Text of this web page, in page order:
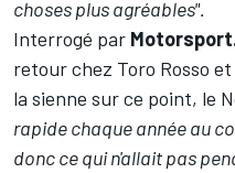
choses plus agréables".
Interrogé par
retour chez Toro Rosso
la sienne sur ce point, le
rapide chaque année au
donc ce qui n'allait pas